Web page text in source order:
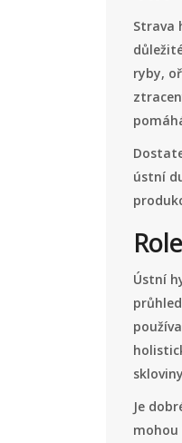
Strava
ryby,
ústní
Ústní
Je
mohou